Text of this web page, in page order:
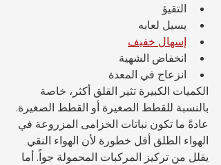
التقيؤ
يسيل لعابه
إسهال خفيف
انخفاض الشهية
انزعاج في المعدة
الكميات الكبيرة تثير القلق أكثر، خاصة
بالنسبة للقطط الصغيرة أو القطط الصغيرة.
عادةً ما تكون نباتات الخزامى المزروعة في
الهواء الطلق أقل خطورة لأن الهواء النقي
يقلل من تركيز المركبات المحمولة جواً. أما